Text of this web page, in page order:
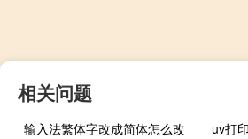
相关问题
输入法繁体字改成简体怎么改